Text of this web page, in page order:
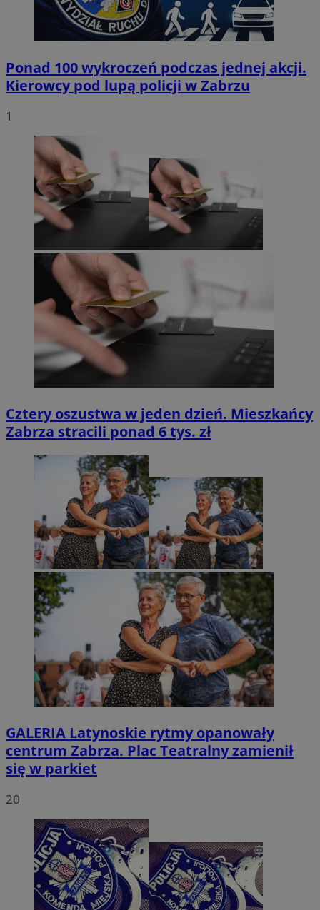
Ponad 100 wykroczeń podczas jednej akcji.
Kierowcy pod lupą policji w Zabrzu
1
Cztery oszustwa w jeden dzień. Mieszkańcy
Zabrza stracili ponad 6 tys. zł
GALERIA Latynoskie rytmy opanowały
centrum Zabrza. Plac Teatralny zamienił
się w parkiet
20